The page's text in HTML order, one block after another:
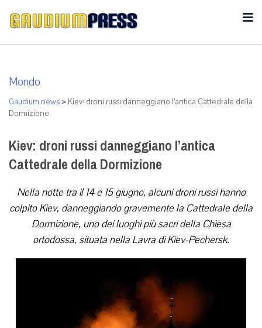
Mondo
Gaudium news > Kiev: droni russi danneggiano l’antica Cattedrale della
Dormizione
Kiev: droni russi danneggiano l’antica
Cattedrale della Dormizione
Nella notte tra il 14 e 15 giugno, alcuni droni russi hanno
colpito Kiev, danneggiando gravemente la Cattedrale della
Dormizione, uno dei luoghi più sacri della Chiesa
ortodossa, situata nella Lavra di Kiev-Pechersk.